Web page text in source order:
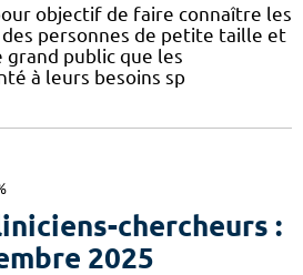
objectif de faire connaître les
personnes de petite taille et
public que les
à leurs besoins sp
chercheurs :
2025